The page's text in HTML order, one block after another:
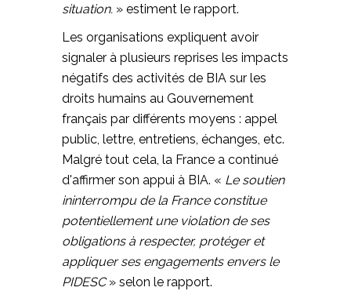
situation. » estiment le rapport.
Les organisations expliquent avoir
signaler à plusieurs reprises les impacts
négatifs des activités de BIA sur les
droits humains au Gouvernement
français par différents moyens : appel
public, lettre, entretiens, échanges, etc.
Malgré tout cela, la France a continué
d'affirmer son appui à BIA. « Le soutien
ininterrompu de la France constitue
potentiellement une violation de ses
obligations à respecter, protéger et
appliquer ses engagements envers le
PIDESC» selon le rapport.